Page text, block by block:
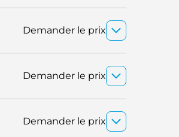
Demander le prix
Demander le prix
Demander le prix